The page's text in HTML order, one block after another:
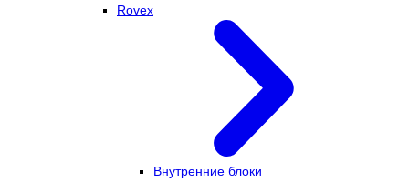
Rovex
Внутренние блоки